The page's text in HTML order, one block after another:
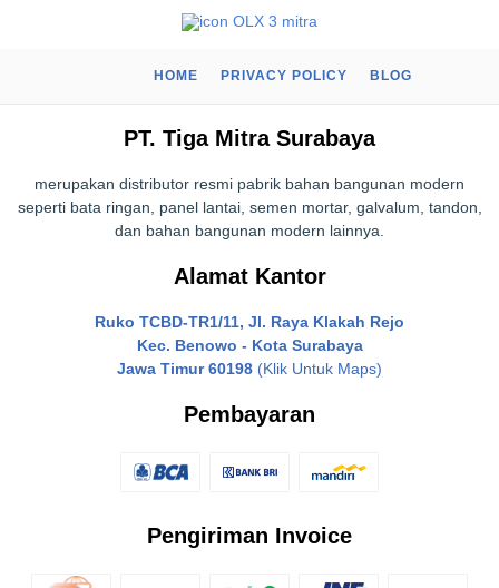
HOME PRIVACY POLICY BLOG
PT. Tiga Mitra Surabaya
merupakan distributor resmi pabrik bahan bangunan modern
seperti bata ringan, panel lantai, semen mortar, galvalum, tandon,
dan bahan bangunan modern lainnya.
Alamat Kantor
Ruko TCBD-TR1/11, Jl. Raya Klakah Rejo
Kec. Benowo - Kota Surabaya
Jawa Timur 60198 (Klik Untuk Maps)
Pembayaran
Pengiriman Invoice